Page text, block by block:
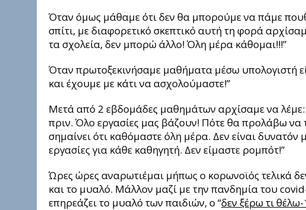
Όταν όμως μάθαμε ότι δεν θα μπορούμε να πάμε
σπίτι, με διαφορετικό σκεπτικό αυτή τη φορά
τα σχολεία, δεν μπορώ άλλο! Όλη μέρα κάθομαι!!!”
Όταν πρωτοξεκινήσαμε μαθήματα μέσω υπολογιστή
και έχουμε με κάτι να ασχολούμαστε!”
Μετά από 2 εβδομάδες μαθημάτων αρχίσαμε να
πριν. Όλο εργασίες μας βάζουν! Πότε θα προλάβω να
σημαίνει ότι καθόμαστε όλη μέρα. Δεν είναι
εργασίες για κάθε καθηγητή. Δεν είμαστε ρομπότ!”
Ώρες ώρες αναρωτιέμαι μήπως ο κορωνοϊός τελικά
και το μυαλό. Μάλλον μαζί με την πανδημία του
επηρεάζει το μυαλό των παιδιών, ο “δεν ξέρω τι θέλω-